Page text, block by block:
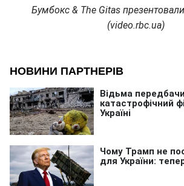
Бумбокс & The Gitas
(video.rbc.ua)